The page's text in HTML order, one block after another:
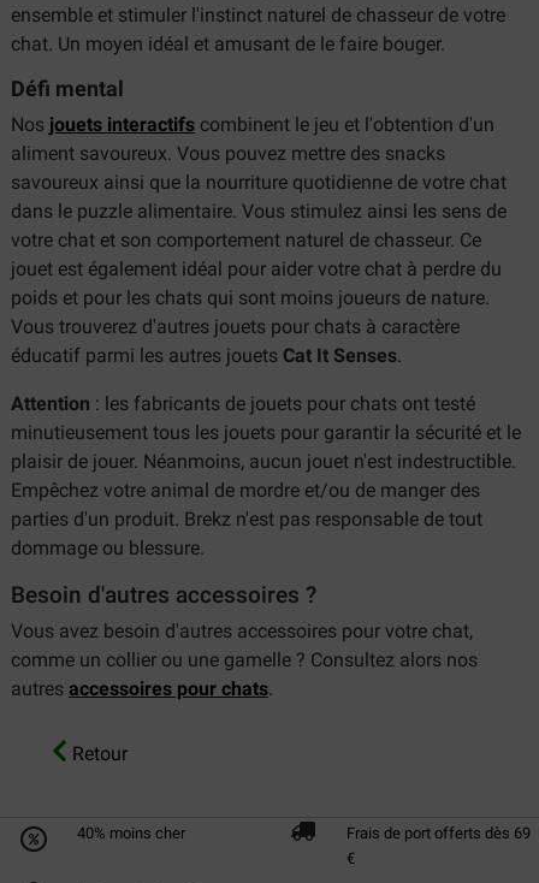
ensemble et stimuler l'instinct naturel de chasseur de votre
chat. Un moyen idéal et amusant de le faire bouger.
Défi mental
Nos jouets interactifs combinent le jeu et l'obtention d'un
aliment savoureux. Vous pouvez mettre des snacks
savoureux ainsi que la nourriture quotidienne de votre chat
dans le puzzle alimentaire. Vous stimulez ainsi les sens de
votre chat et son comportement naturel de chasseur. Ce
jouet est également idéal pour aider votre chat à perdre du
poids et pour les chats qui sont moins joueurs de nature.
Vous trouverez d'autres jouets pour chats à caractère
éducatif parmi les autres jouets Cat It Senses.
Attention : les fabricants de jouets pour chats ont testé
minutieusement tous les jouets pour garantir la sécurité et le
plaisir de jouer. Néanmoins, aucun jouet n'est indestructible.
Empêchez votre animal de mordre et/ou de manger des
parties d'un produit. Brekz n'est pas responsable de tout
dommage ou blessure.
Besoin d'autres accessoires ?
Vous avez besoin d'autres accessoires pour votre chat,
comme un collier ou une gamelle ? Consultez alors nos
autres accessoires pour chats.
Retour
40% moins cher
Frais de port offerts dès 69
€